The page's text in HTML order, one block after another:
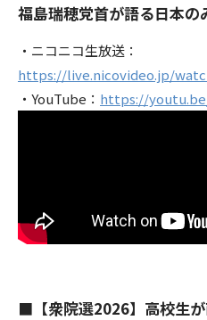
福島瑞穂党首が語る日本
・ニコニコ生放送：
https://live.nicovideo.jp/
・YouTube： https://
■【衆院選2026】高校生